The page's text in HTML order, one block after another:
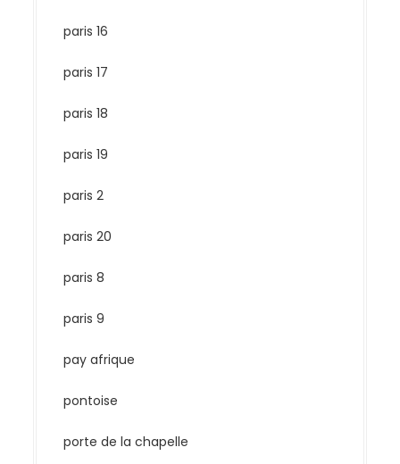
paris 16
paris 17
paris 18
paris 19
paris 2
paris 20
paris 8
paris 9
pay afrique
pontoise
porte de la chapelle